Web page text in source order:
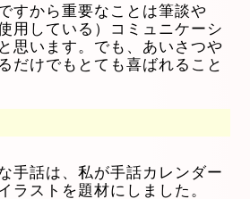
すから重要なことは筆談や
用している）コミュニケーシ
思います。でも、あいさつや
だけでもとても喜ばれること
手話は、私が手話カレンダー
ラストを題材にしました。